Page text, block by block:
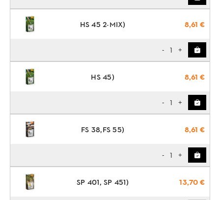
HS 45 2-MIX) 8,61 €
- 1 +
HS 45) 8,61 €
- 1 +
FS 38,FS 55) 8,61 €
- 1 +
SP 401, SP 451) 13,70 €